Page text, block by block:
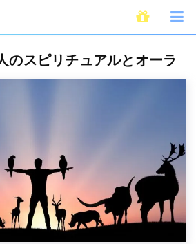
動物に好かれる人のスピリチュアルとオーラ
のスピリチュアルとオーラ